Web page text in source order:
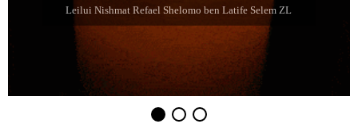
Leilui Nishmat Eliahu Jaim Jabbaz ZL ben Jacibe